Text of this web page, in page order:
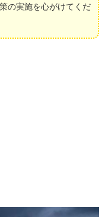
の実施を心がけてくだ